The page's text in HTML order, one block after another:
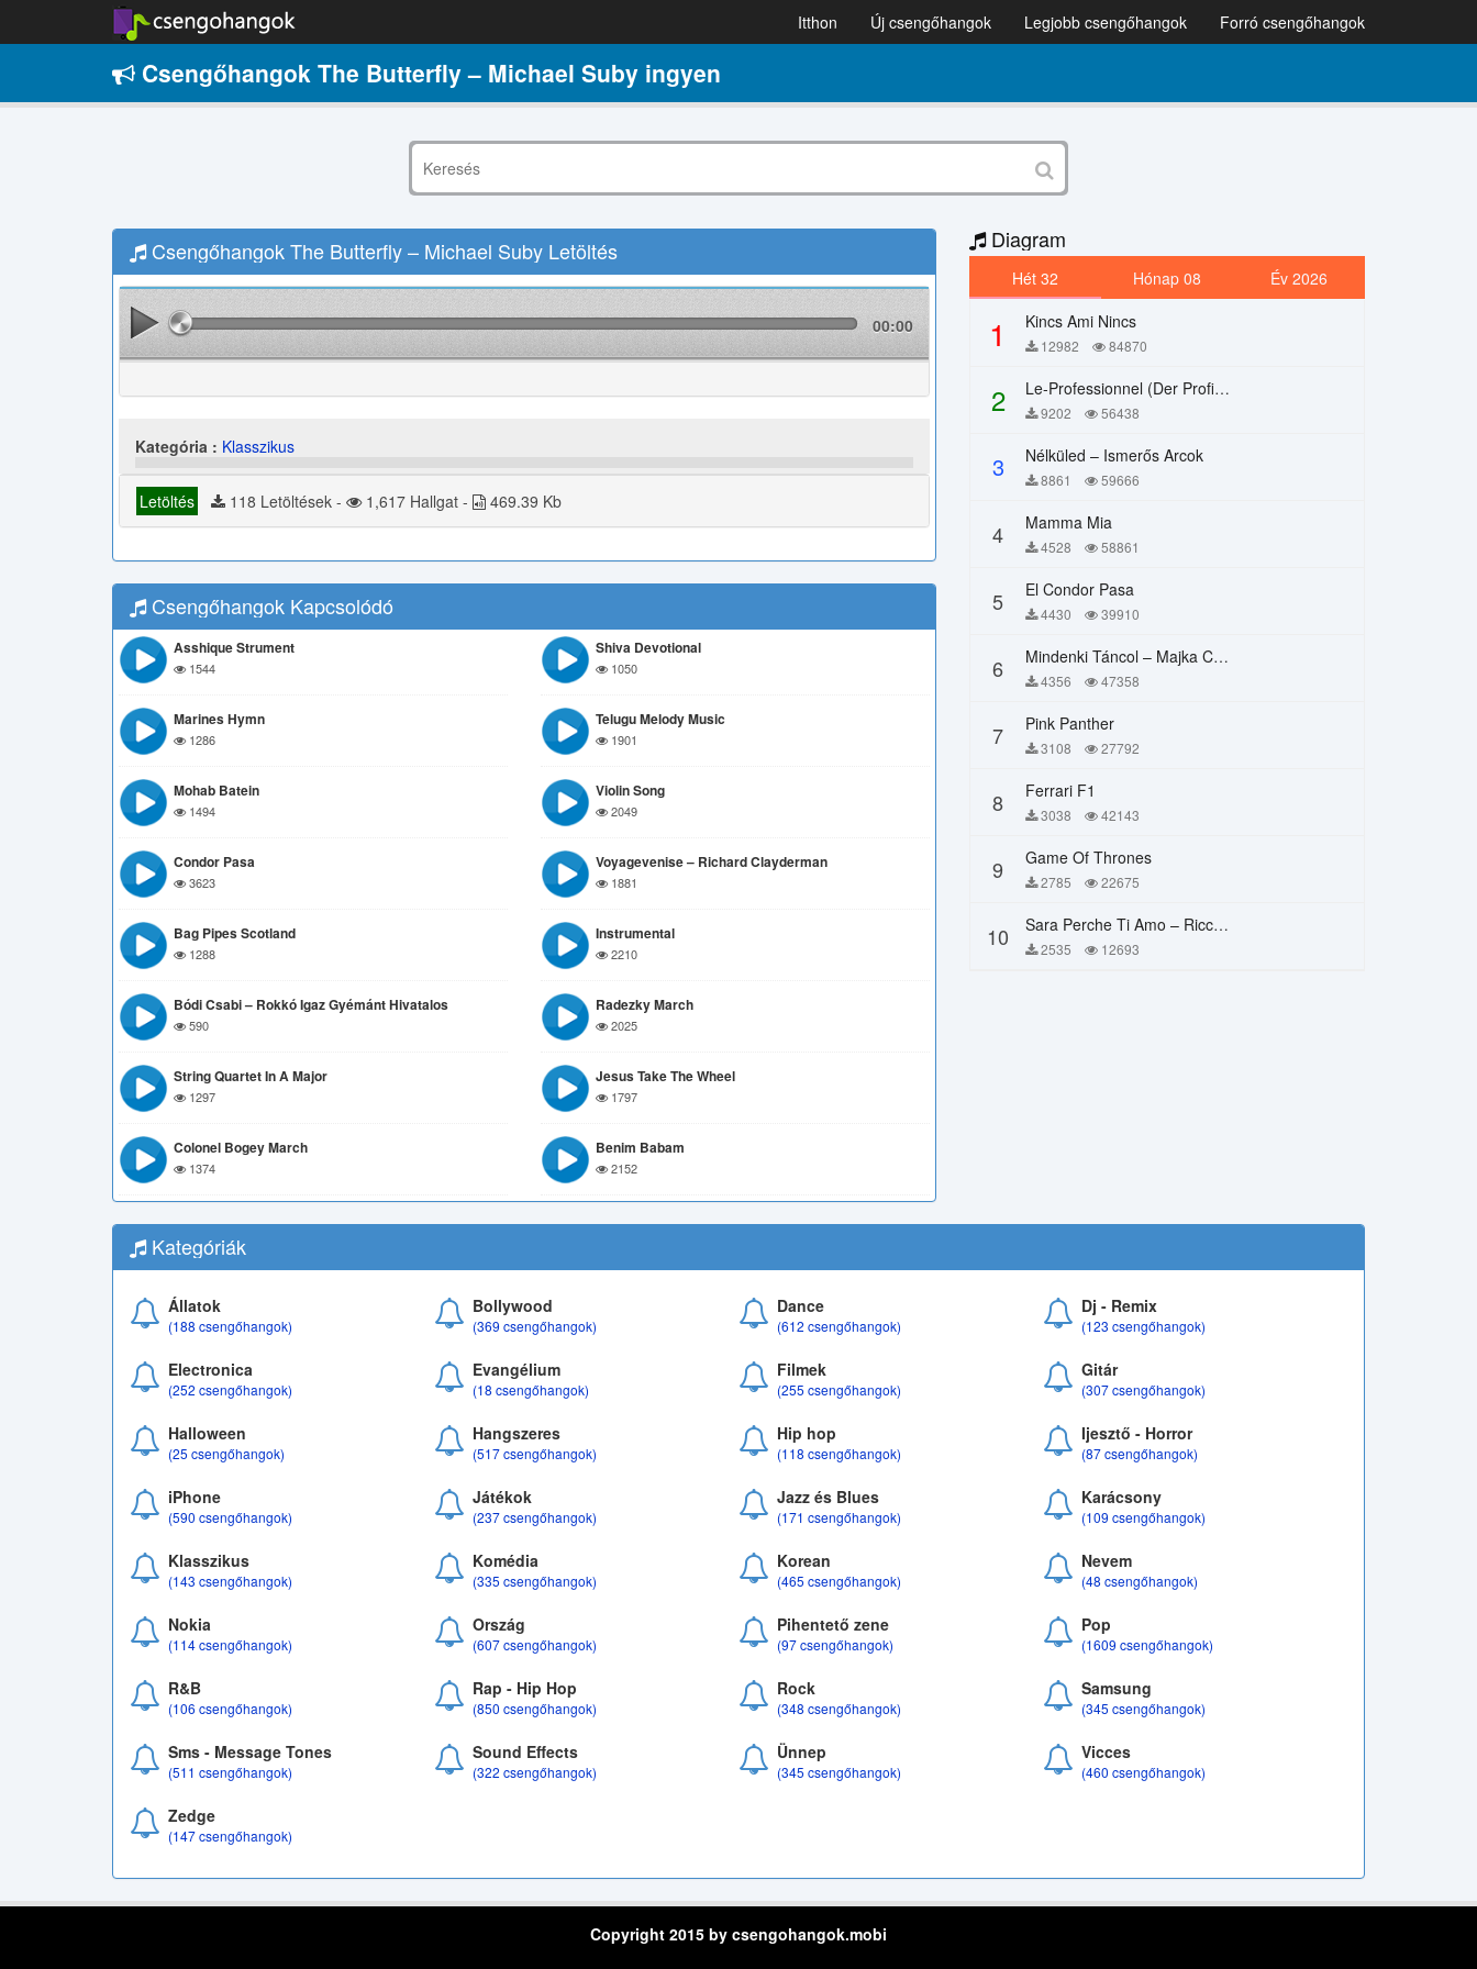
Itthon Új csengőhangok Legjobb csengőhangok Forró csengőhangok
Csengőhangok The Butterfly – Michael Suby ingyen
Csengőhangok The Butterfly – Michael Suby Letöltés
00:00
Kategória : Klasszikus
Letöltés 118 Letöltések - 1,617 Hallgat - 469.39 Kb
Csengőhangok Kapcsolódó
Asshique Strument
1544
Shiva Devotional
1050
Marines Hymn
1286
Telugu Melody Music
1901
Mohab Batein
1494
Violin Song
2049
Condor Pasa
3623
Voyagevenise – Richard Clayderman
1881
Bag Pipes Scotland
1288
Instrumental
2210
Bódi Csabi – Rokkó Igaz Gyémánt Hivatalos
590
Radezky March
2025
String Quartet In A Major
1297
Jesus Take The Wheel
1797
Colonel Bogey March
1374
Benim Babam
2152
Diagram
Hét 32 Hónap 08 Év 2026
1 Kincs Ami Nincs
12982 84870
2 Le-Professionnel (Der Profi) – Chi Mai
9202 56438
3 Nélküled – Ismerős Arcok
8861 59666
4 Mamma Mia
4528 58861
5 El Condor Pasa
4430 39910
6 Mindenki Táncol – Majka Curtis, Péter Majoros
4356 47358
7 Pink Panther
3108 27792
8 Ferrari F1
3038 42143
9 Game Of Thrones
2785 22675
10 Sara Perche Ti Amo – Ricchi E Poveri
2535 12693
Kategóriák
Állatok
(188 csengőhangok)
Bollywood
(369 csengőhangok)
Dance
(612 csengőhangok)
Dj - Remix
(123 csengőhangok)
Electronica
(252 csengőhangok)
Evangélium
(18 csengőhangok)
Filmek
(255 csengőhangok)
Gitár
(307 csengőhangok)
Halloween
(25 csengőhangok)
Hangszeres
(517 csengőhangok)
Hip hop
(118 csengőhangok)
Ijesztő - Horror
(87 csengőhangok)
iPhone
(590 csengőhangok)
Játékok
(237 csengőhangok)
Jazz és Blues
(171 csengőhangok)
Karácsony
(109 csengőhangok)
Klasszikus
(143 csengőhangok)
Komédia
(335 csengőhangok)
Korean
(465 csengőhangok)
Nevem
(48 csengőhangok)
Nokia
(114 csengőhangok)
Ország
(607 csengőhangok)
Pihentető zene
(97 csengőhangok)
Pop
(1609 csengőhangok)
R&B
(106 csengőhangok)
Rap - Hip Hop
(850 csengőhangok)
Rock
(348 csengőhangok)
Samsung
(345 csengőhangok)
Sms - Message Tones
(511 csengőhangok)
Sound Effects
(322 csengőhangok)
Ünnep
(345 csengőhangok)
Vicces
(460 csengőhangok)
Zedge
(147 csengőhangok)
Copyright 2015 by csengohangok.mobi